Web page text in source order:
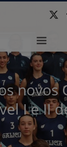
novos
I e II